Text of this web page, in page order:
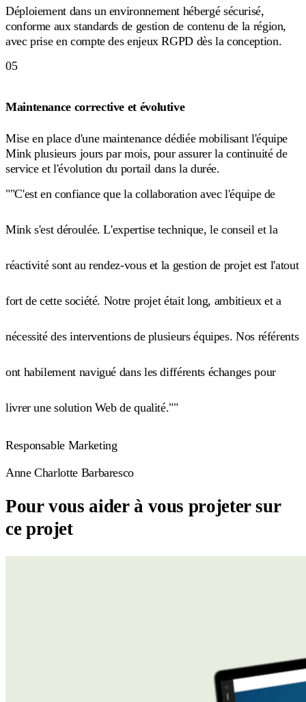
Déploiement dans un environnement hébergé sécurisé,
conforme aux standards de gestion de contenu de la région,
avec prise en compte des enjeux RGPD dès la conception.
05
Maintenance corrective et évolutive
Mise en place d'une maintenance dédiée mobilisant l'équipe
Mink plusieurs jours par mois, pour assurer la continuité de
service et l'évolution du portail dans la durée.
""C'est en confiance que la collaboration avec l'équipe de
Mink s'est déroulée. L'expertise technique, le conseil et la
réactivité sont au rendez-vous et la gestion de projet est l'atout
fort de cette société. Notre projet était long, ambitieux et a
nécessité des interventions de plusieurs équipes. Nos référents
ont habilement navigué dans les différents échanges pour
livrer une solution Web de qualité.""
Responsable Marketing
Anne Charlotte Barbaresco
Pour vous aider à vous projeter sur
ce projet